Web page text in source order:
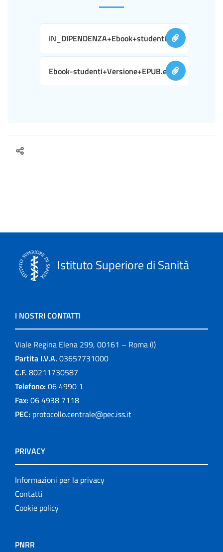
IN_DIPENDENZA+Ebook+studenti.pdf
Ebook-studenti+Versione+EPUB.epub
Istituto Superiore di Sanità
I NOSTRI CONTATTI
Viale Regina Elena 299, 00161 – Roma (I)
Partita I.V.A. 03657731000
C.F. 80211730587
Telefono: 06 4990 1
Fax: 06 4938 7118
PEC: protocollo.centrale@pec.iss.it
PRIVACY
Informazioni per la privacy
Contatti
Cookie policy
PNRR